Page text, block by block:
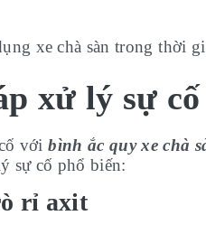
xe chà sàn trong thời
xử lý sự
vớibình ắc quy xe chà
sự cố phổ biến:
rỉ axit